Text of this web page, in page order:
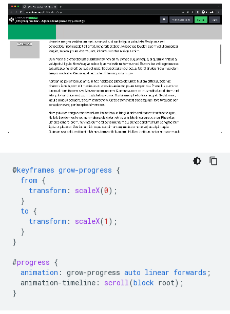
@keyframes grow-progress {
from {
transform : scaleX(0);
}
to {
transform : scaleX(1 );
}
}
#progress {
animation : grow-progress auto linear forwards ;
animation-timeline : scroll(block root);
}